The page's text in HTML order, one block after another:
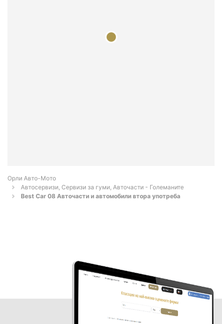
Орли Aвто-Mото
Автосервизи, Сервизи за гуми, Авточасти - Големаните
Best Car 08 Авточасти и автомобили втора употреба